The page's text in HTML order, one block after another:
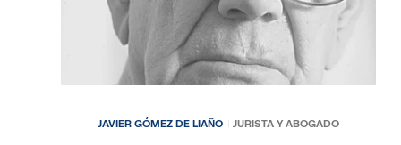
JAVIER GÓMEZ DE LIAÑO JURISTA Y ABOGADO